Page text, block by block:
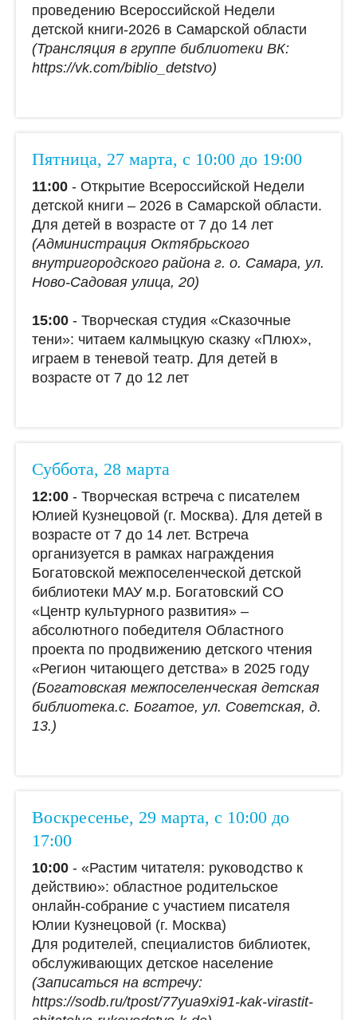
проведению Всероссийской Недели
детской книги-2026 в Самарской области
(Трансляция в группе библиотеки ВК:
https://vk.com/biblio_detstvо)
Пятница, 27 марта, с 10:00 до 19:00
11:00 - Открытие Всероссийской Недели
детской книги – 2026 в Самарской области.
Для детей в возрасте от 7 до 14 лет
(Администрация Октябрьского
внутригородского района г. о. Самара, ул.
Ново-Садовая улица, 20)
15:00 - Творческая студия «Сказочные
тени»: читаем калмыцкую сказку «Плюх»,
играем в теневой театр. Для детей в
возрасте от 7 до 12 лет
Суббота, 28 марта
12:00 - Творческая встреча с писателем
Юлией Кузнецовой (г. Москва). Для детей в
возрасте от 7 до 14 лет. Встреча
организуется в рамках награждения
Богатовской межпоселенческой детской
библиотеки МАУ м.р. Богатовский СО
«Центр культурного развития» –
абсолютного победителя Областного
проекта по продвижению детского чтения
«Регион читающего детства» в 2025 году
(Богатовская межпоселенческая детская
библиотека.с. Богатое, ул. Советская, д.
13.)
Воскресенье, 29 марта, с 10:00 до
17:00
10:00 - «Растим читателя: руководство к
действию»: областное родительское
онлайн-собрание с участием писателя
Юлии Кузнецовой (г. Москва)
Для родителей, специалистов библиотек,
обслуживающих детское население
(Записаться на встречу:
https://sodb.ru/tpost/77yua9xi91-kak-virastit-